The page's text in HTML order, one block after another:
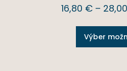
16,80 € – 28,00
Výber